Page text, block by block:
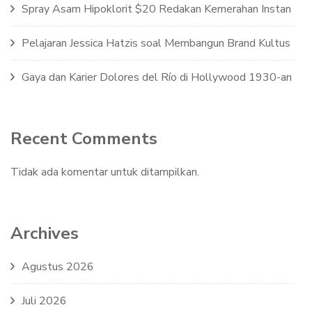
Spray Asam Hipoklorit $20 Redakan Kemerahan Instan
Pelajaran Jessica Hatzis soal Membangun Brand Kultus
Gaya dan Karier Dolores del Río di Hollywood 1930-an
Recent Comments
Tidak ada komentar untuk ditampilkan.
Archives
Agustus 2026
Juli 2026